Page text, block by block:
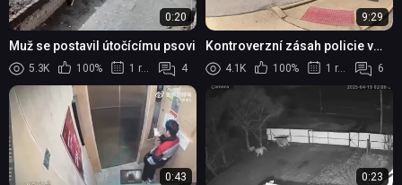
0:20
Muž se postavil útočícímu psovi
5.3K 100% 1 rok 4
9:29
Kontroverzní zásah policie v
Missouri: Policejní pes
pokousal ozbrojeného muže
4.1K 100% 1 rok 6
0:43 0:23